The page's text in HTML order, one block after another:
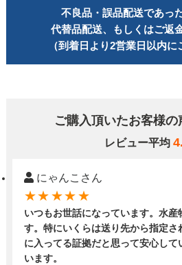
不良品・誤品配送であっ
代替品配送、
もしくはご返
（到着日より2営業日以内に
ご購入頂いたお客様の
レビュー平均
にゃんこさん
★★★★★
いつもお世話になっています。水
す。特にいくらは送り先から指定
に入ってる証拠だと思って安心し
います。